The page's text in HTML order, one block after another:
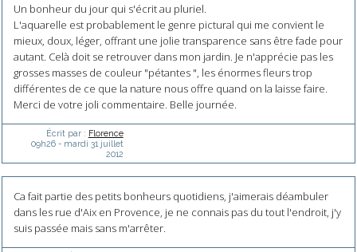
Un bonheur du jour qui s'écrit au pluriel.
L'aquarelle est probablement le genre pictural qui me convient le
mieux, doux, léger, offrant une jolie transparence sans être fade pour
autant. Celà doit se retrouver dans mon jardin. Je n'apprécie pas les
grosses masses de couleur "pétantes ", les énormes fleurs trop
différentes de ce que la nature nous offre quand on la laisse faire.
Merci de votre joli commentaire. Belle journée.
Écrit par : Florence
09h26- mardi 31 juillet
2012
Ca fait partie des petits bonheurs quotidiens, j'aimerais déambuler
dans les rue d'Aix en Provence, je ne connais pas du tout l'endroit, j'y
suis passée mais sans m'arrêter.